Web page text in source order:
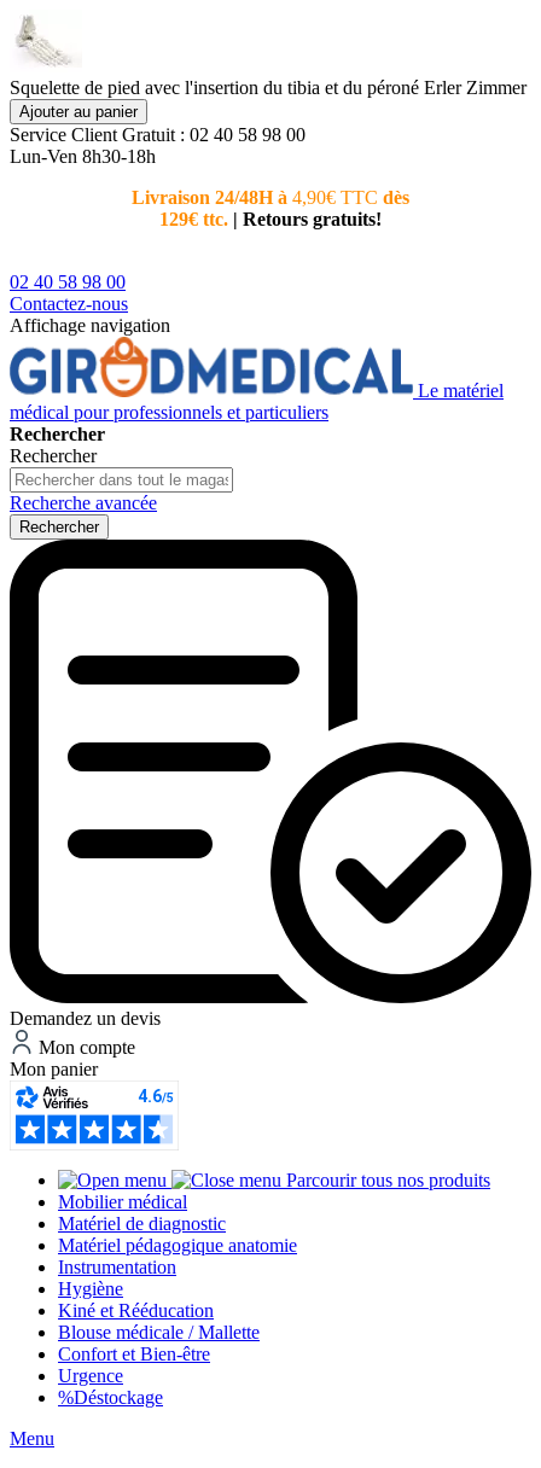
Squelette de pied avec l'insertion du tibia et du péroné Erler Zimmer
Ajouter au panier
Service Client Gratuit : 02 40 58 98 00
Lun-Ven 8h30-18h
Livraison 24/48H à 4,90€ TTC dès
129€ ttc. | Retours gratuits!
02 40 58 98 00
Contactez-nous
Affichage navigation
Le matériel
médical pour professionnels et particuliers
Rechercher
Rechercher
Recherche avancée
Rechercher
Demandez un devis
Mon compte
Mon panier
Parcourir tous nos produits
Mobilier médical
Matériel de diagnostic
Matériel pédagogique anatomie
Instrumentation
Hygiène
Kiné et Rééducation
Blouse médicale / Mallette
Confort et Bien-être
Urgence
%Déstockage
Menu